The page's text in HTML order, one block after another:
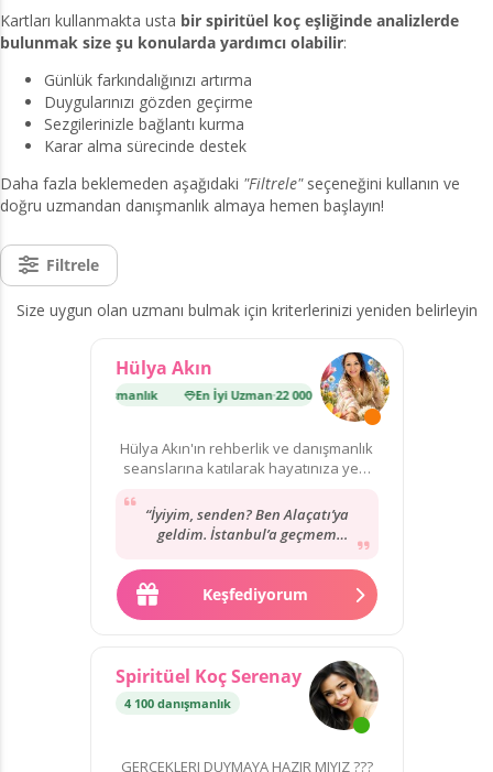
Kartları kullanmakta usta bir spiritüel koç eşliğinde analizlerde
bulunmak size şu konularda yardımcı olabilir:
Günlük farkındalığınızı artırma
Duygularınızı gözden geçirme
Sezgilerinizle bağlantı kurma
Karar alma sürecinde destek
Daha fazla beklemeden aşağıdaki "Filtrele"seçeneğini kullanın ve
doğru uzmandan danışmanlık almaya hemen başlayın!
Filtrele
Size uygun olan uzmanı bulmak için kriterlerinizi yeniden belirleyin
Hülya Akın
22 000 danışmanlık En İyi Uzman·22 000 danışmanlık
Hülya Akın'ın rehberlik ve danışmanlık
seanslarına katılarak hayatınıza yeni
“İyiyim, senden? Ben Alaçatı’ya
geldim. İstanbul’a geçmem
artık… ama isterdim.”
Keşfediyorum
Spiritüel Koç Serenay
4 100 danışmanlık
GERÇEKLERI DUYMAYA HAZIR MIYIZ ???